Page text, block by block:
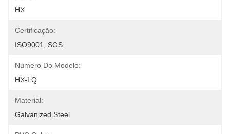
HX
Certificação:
ISO9001, SGS
Número Do Modelo:
HX-LQ
Material:
Galvanized Steel